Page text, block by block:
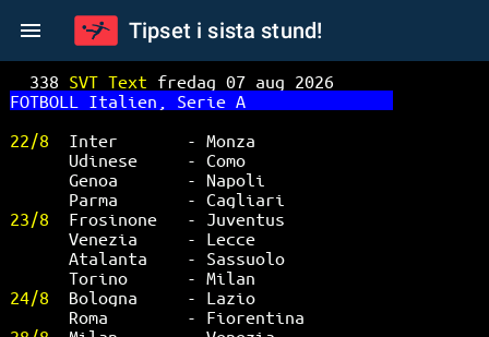
Tipset i sista stund!
338 SVT Text fredag 07 aug 2026
FOTBOLL Italien, Serie A
22/8 Inter       - Monza
Udinese     - Como
Genoa       - Napoli
Parma       - Cagliari
23/8 Frosinone   - Juventus
Venezia     - Lecce
Atalanta    - Sassuolo
Torino      - Milan
24/8 Bologna     - Lazio
Roma        - Fiorentina